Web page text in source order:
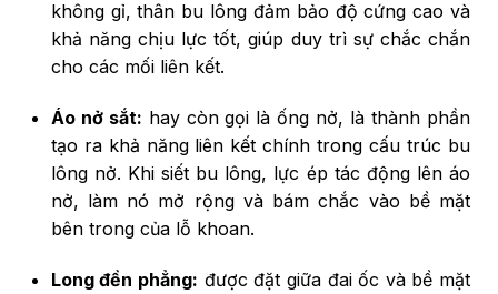
không gỉ, thân bu lông đảm bảo độ cứng cao và
khả năng chịu lực tốt, giúp duy trì sự chắc chắn
cho các mối liên kết.
Áo nở sắt: hay còn gọi là ống nở, là thành phần
tạo ra khả năng liên kết chính trong cấu trúc bu
lông nở. Khi siết bu lông, lực ép tác động lên áo
nở, làm nó mở rộng và bám chắc vào bề mặt
bên trong của lỗ khoan.
Long đền phẳng: được đặt giữa đai ốc và bề mặt